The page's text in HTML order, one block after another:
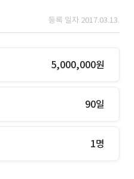
등록 일자 2017.03.13.
5,000,000원
90일
1명